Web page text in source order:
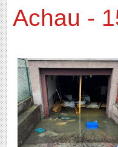
Achau -